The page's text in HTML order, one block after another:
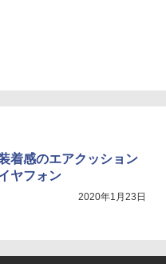
着感のエアクッション
ヤフォン
2020年1月23日